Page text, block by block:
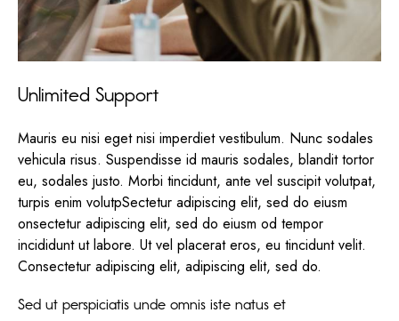
Unlimited Support
Mauris eu nisi eget nisi imperdiet vestibulum. Nunc sodales
vehicula risus. Suspendisse id mauris sodales, blandit tortor
eu, sodales justo. Morbi tincidunt, ante vel suscipit volutpat,
turpis enim volutpSectetur adipiscing elit, sed do eiusm
onsectetur adipiscing elit, sed do eiusm od tempor
incididunt ut labore. Ut vel placerat eros, eu tincidunt velit.
Consectetur adipiscing elit, adipiscing elit, sed do.
Sed ut perspiciatis unde omnis iste natus et